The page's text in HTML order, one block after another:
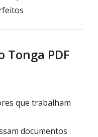
Tonga PDF
que trabalham
documentos